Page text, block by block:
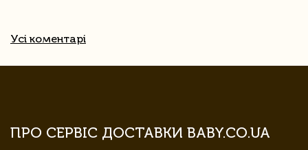
Усі коментарі
ПРО СЕРВІС ДОСТАВКИ BABY.CO.UA